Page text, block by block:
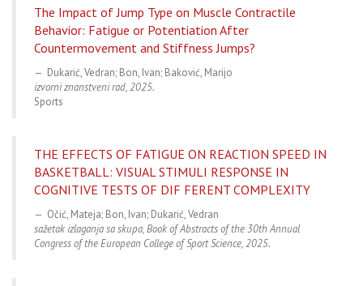
The Impact of Jump Type on Muscle Contractile
Behavior: Fatigue or Potentiation After
Countermovement and Stiffness Jumps?
Dukarić, Vedran; Bon, Ivan; Baković, Marijo
izvorni znanstveni rad, 2025.
Sports
THE EFFECTS OF FATIGUE ON REACTION SPEED IN
BASKETBALL: VISUAL STIMULI RESPONSE IN
COGNITIVE TESTS OF DIF FERENT COMPLEXITY
Očić, Mateja; Bon, Ivan; Dukarić, Vedran
sažetak izlaganja sa skupa, Book of Abstracts of the 30th Annual
Congress of the European College of Sport Science, 2025.